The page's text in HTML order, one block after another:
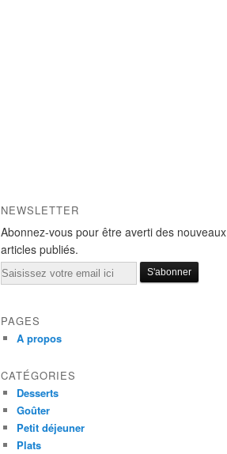
NEWSLETTER
Abonnez-vous pour être averti des nouveaux
articles publiés.
Email
PAGES
A propos
CATÉGORIES
Desserts
Goûter
Petit déjeuner
Plats